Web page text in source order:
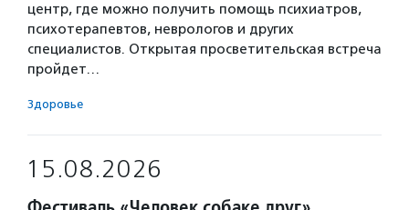
центр, где можно получить помощь психиатров,
психотерапевтов, неврологов и других
специалистов. Открытая просветительская встреча
пройдет…
Здоровье
15.08.2026